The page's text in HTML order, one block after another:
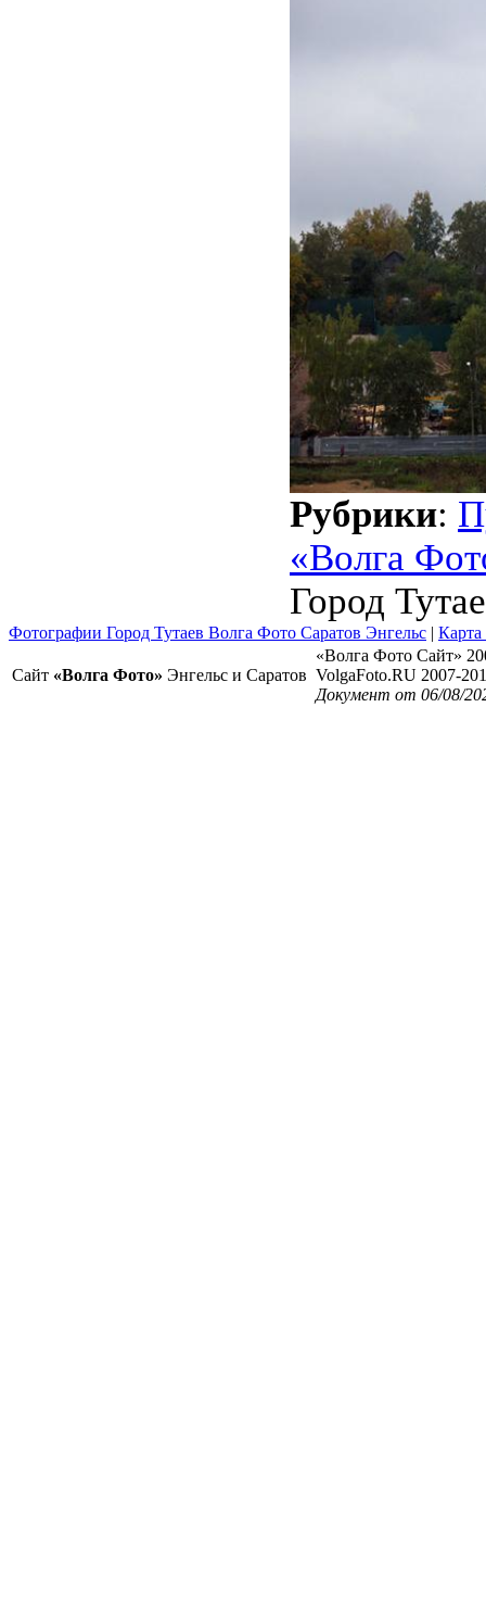
Рубрики:
«Волга
Город
Фотографии Город Тутаев Волга Фото Саратов Энгельс | Карта
Сайт «Волга Фото» Энгельс и Саратов
«Волга Фото Сайт»
VolgaFoto.RU 2007-
Документ от 06/08/